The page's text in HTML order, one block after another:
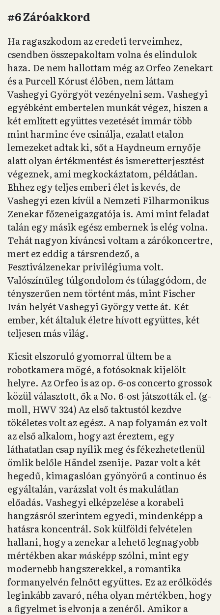
#6 Záróakkord
Ha ragaszkodom az eredeti terveimhez,
csendben összepakoltam volna és elindulok
haza. De nem hallottam még az Orfeo Zenekart
és a Purcell Kórust élőben, nem láttam
Vashegyi Györgyöt vezényelni sem. Vashegyi
egyébként embertelen munkát végez, hiszen a
két említett együttes vezetését immár több
mint harminc éve csinálja, ezalatt etalon
lemezeket adtak ki, sőt a Haydneum ernyője
alatt olyan értékmentést és ismeretterjesztést
végeznek, ami megkockáztatom, példátlan.
Ehhez egy teljes emberi élet is kevés, de
Vashegyi ezen kívül a Nemzeti Filharmonikus
Zenekar főzeneigazgatója is. Ami mint feladat
talán egy másik egész embernek is elég volna.
Tehát nagyon kíváncsi voltam a zárókoncertre,
mert ez eddig a társrendező, a
Fesztiválzenekar privilégiuma volt.
Valószínűleg túlgondolom és túlaggódom, de
tényszerűen nem történt más, mint Fischer
Iván helyét Vashegyi György vette át. Két
ember, két általuk életre hívott együttes, két
teljesen más világ.
Kicsit elszoruló gyomorral ültem be a
robotkamera mögé, a fotósoknak kijelölt
helyre. Az Orfeo is az op. 6-os concerto grossok
közül választott, ők a No. 6-ost játszották el. (g-
moll, HWV 324) Az első taktustól kezdve
tökéletes volt az egész. A nap folyamán ez volt
az első alkalom, hogy azt éreztem, egy
láthatatlan csap nyílik meg és fékezhetetlenül
ömlik belőle Händel zsenije. Pazar volt a két
hegedű, kimagaslóan gyönyörű a continuo és
egyáltalán, varázslat volt és makulátlan
előadás. Vashegyi elképzelése a korabeli
hangzásról szerintem egyedi, mindenképp a
hatásra koncentrál. Sok külföldi felvételen
hallani, hogy a zenekar a lehető legnagyobb
mértékben akarmásképpszólni, mint egy
modernebb hangszerekkel, a romantika
formanyelvén felnőtt együttes. Ez az erőlködés
leginkább zavaró, néha olyan mértékben, hogy
a figyelmet is elvonja a zenéről. Amikor a